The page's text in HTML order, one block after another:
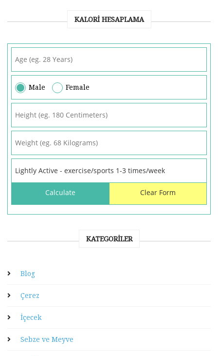
KALORI HESAPLAMA
Male Female
KATEGORILER
Blog
Çerez
İçecek
Sebze ve Meyve